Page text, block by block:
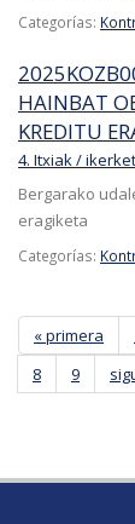
Categorías:
HAINBAT
KREDITU
4. Itxiak /
Bergarako
eragiketa
Categorías:
Páginas
« primera
8
9